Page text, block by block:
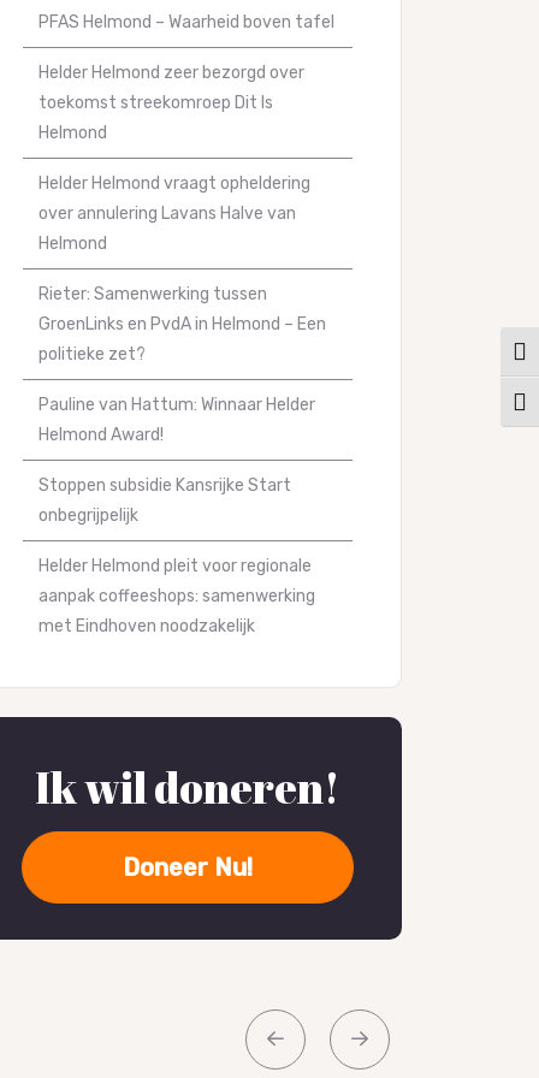
PFAS Helmond – Waarheid boven tafel
Helder Helmond zeer bezorgd over
toekomst streekomroep Dit Is
Helmond
Helder Helmond vraagt opheldering
over annulering Lavans Halve van
Helmond
Rieter: Samenwerking tussen
GroenLinks en PvdA in Helmond – Een
politieke zet?
Pauline van Hattum: Winnaar Helder
Helmond Award!
Stoppen subsidie Kansrijke Start
onbegrijpelijk
Helder Helmond pleit voor regionale
aanpak coffeeshops: samenwerking
met Eindhoven noodzakelijk
Ik wil doneren!
Doneer Nu!